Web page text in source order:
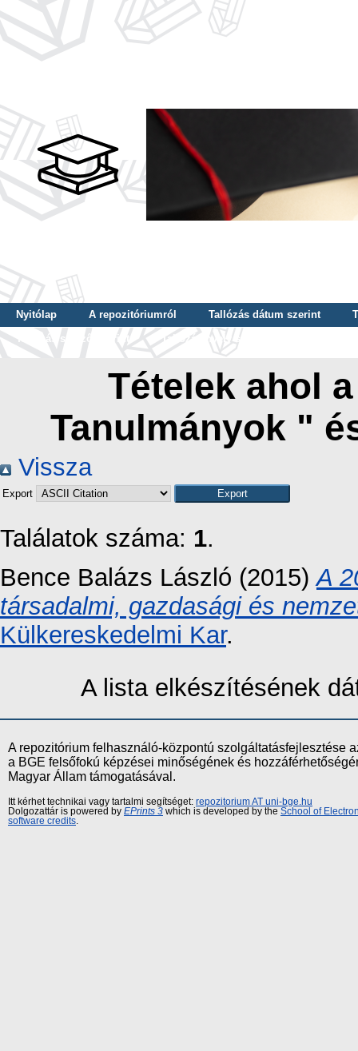
Nyitólap A repozitóriumról Tallózás dátum szerint
Tallózás szerző szerint
Tallózás nyelv szerint
Tételek ahol
Tanulmányok "
Vissza
Export
Találatok száma: 1.
Bence Balázs László (2015)A
társadalmi, gazdasági és
Külkereskedelmi Kar.
A lista elkészítésének
A repozitórium felhasználó-központú szolgáltatásfejlesztése
a BGE felsőfokú képzései minőségének és
Magyar Állam támogatásával.
Itt kérhet technikai vagy tartalmi segítséget: repozitorium AT uni-bge.hu
Dolgozattár is powered by EPrints 3 which is developed by the School of
software credits